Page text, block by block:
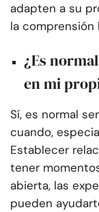
adapten a su
la comprensión
¿Es
en mi
Sí, es normal
cuando,
Establecer
tener
abierta, las
pueden